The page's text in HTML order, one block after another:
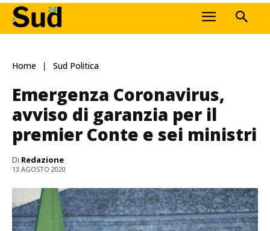
Home Sud Politica
Emergenza Coronavirus,
avviso di garanzia per il
premier Conte e sei ministri
Di Redazione
13 AGOSTO 2020